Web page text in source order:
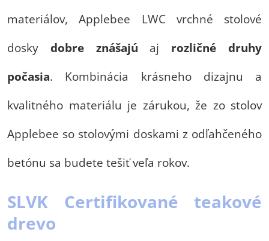
materiálov, Applebee LWC vrchné stolové
dosky dobre znášajú aj rozličné druhy
počasia. Kombinácia krásneho dizajnu a
kvalitného materiálu je zárukou, že zo stolov
Applebee so stolovými doskami z odľahčeného
betónu sa budete tešiť veľa rokov.
SLVK Certifikované teakové
drevo